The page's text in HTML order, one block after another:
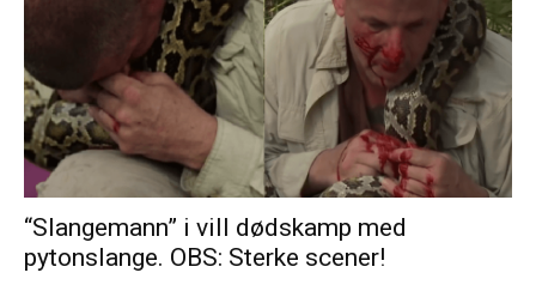
“Slangemann” i vill dødskamp med
pytonslange. OBS: Sterke scener!